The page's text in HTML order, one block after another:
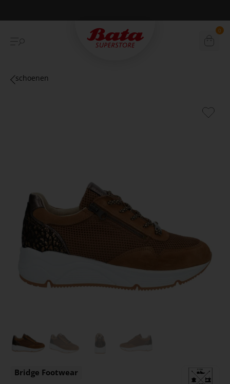
Betaal achteraf met Klarna 0
schoenen
Bridge Footwear